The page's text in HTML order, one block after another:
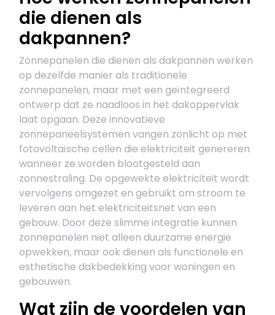
die dienen als
dakpannen?
Zonnepanelen die dienen als dakpannen werken
op dezelfde manier als traditionele
zonnepanelen, maar met een geïntegreerd
ontwerp dat ze naadloos in het dakoppervlak
laat opgaan. Deze innovatieve
zonnepaneelsystemen vangen zonlicht op met
fotovoltaïsche cellen die elektriciteit genereren
wanneer ze worden blootgesteld aan
zonnestraling. De opgewekte elektriciteit wordt
vervolgens omgezet en gebruikt om stroom te
leveren aan het elektriciteitsnet van een
gebouw. Door deze slimme integratie kunnen
zonnepanelen niet alleen duurzame energie
opwekken, maar ook dienen als functionele en
esthetische dakbedekking voor woningen en
gebouwen.
Wat zijn de voordelen van